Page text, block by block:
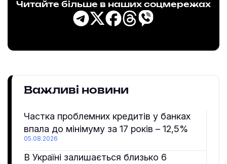
Читайте більше в наших соцмережах
Важливі новини
Частка проблемних кредитів у банках
впала до мінімуму за 17 років – 12,5%
05.08.2026
В Україні залишається близько 6